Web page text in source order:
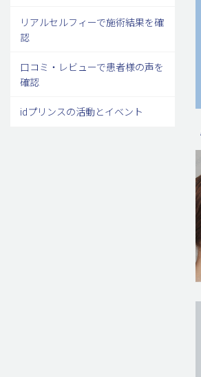
リアルセルフィーで施術結果を確
認
口コミ・レビューで患者様の声を
確認
idプリンスの活動とイベント